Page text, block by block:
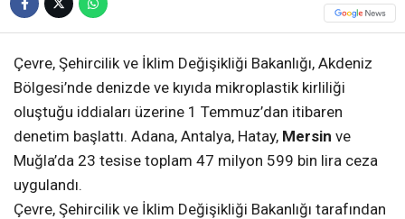
Çevre, Şehircilik ve İklim Değişikliği Bakanlığı, Akdeniz
Bölgesi’nde denizde ve kıyıda mikroplastik kirliliği
oluştuğu iddiaları üzerine 1 Temmuz’dan itibaren
denetim başlattı. Adana, Antalya, Hatay, Mersin ve
Muğla’da 23 tesise toplam 47 milyon 599 bin lira ceza
uygulandı.
Çevre, Şehircilik ve İklim Değişikliği Bakanlığı tarafından